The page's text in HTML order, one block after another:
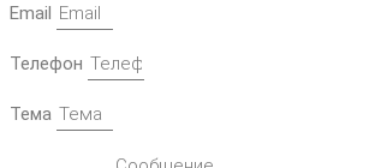
Email
Телефон
Тема